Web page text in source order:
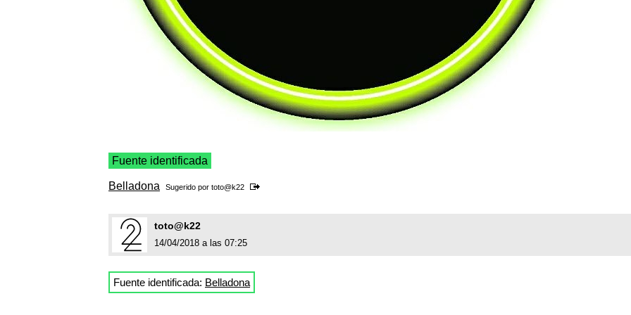
Fuente identificada
Belladona Sugerido por toto@k22
toto@k22
14/04/2018 a las 07:25
Fuente identificada: Belladona